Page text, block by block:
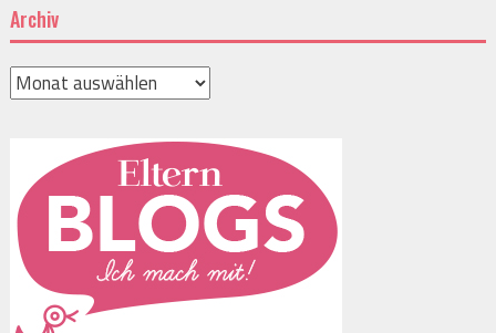
Archiv
Archiv